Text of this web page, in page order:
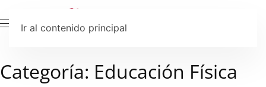
Ir al contenido principal
Categoría: Educación Física